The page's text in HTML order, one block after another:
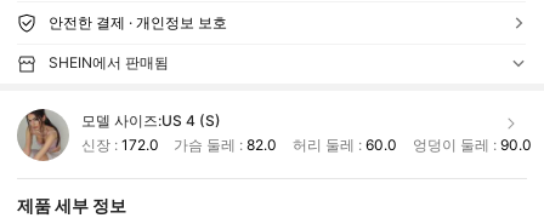
안전한 결제 · 개인정보 보호
SHEIN에서 판매됨
모델 사이즈:US 4 (S)
신장 : 172.0 가슴 둘레 :82.0 허리 둘레 : 60.0 엉덩이 둘레 : 90.0
제품 세부 정보